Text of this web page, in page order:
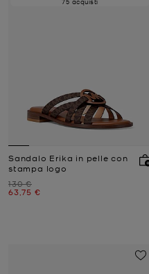
Sandalo Erika in pelle con
stampa logo
Prezzo iniziale
130 €
Prezzo attuale
63,75 €